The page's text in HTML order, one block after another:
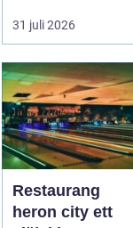
teknik. En kakelugn
däm...
31 juli 2026
Restaurang
heron city ett